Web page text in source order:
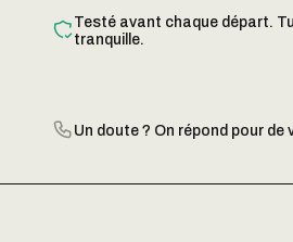
Testé avant chaque départ.
tranquille.
Un doute ? On répond pour de